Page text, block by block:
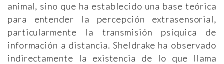
animal, sino que ha establecido una base teórica
para entender la percepción extrasensorial,
particularmente la transmisión psíquica de
información a distancia. Sheldrake ha observado
indirectamente la existencia de lo que llama